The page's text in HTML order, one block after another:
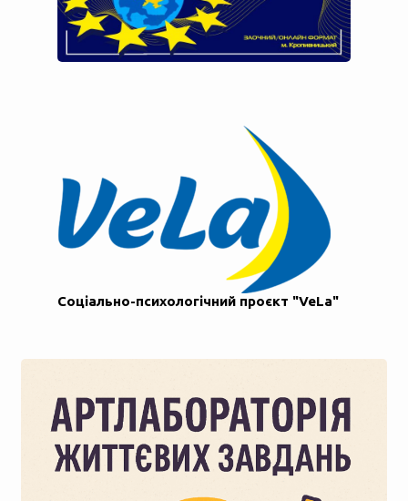
Соціально-психологічний проєкт "VeLa"